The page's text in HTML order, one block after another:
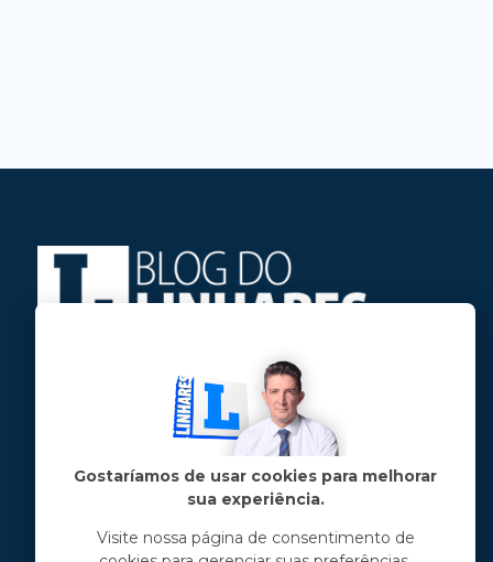
Jose Linhares Jr é maranhense.
Formado em Jornalismo, estudou filosofia
e tem pós-graduações em ciência política
e marketing político.
Menu principal
Gostaríamos de usar cookies para melhorar
sua experiência.
Visite nossa página de consentimento de